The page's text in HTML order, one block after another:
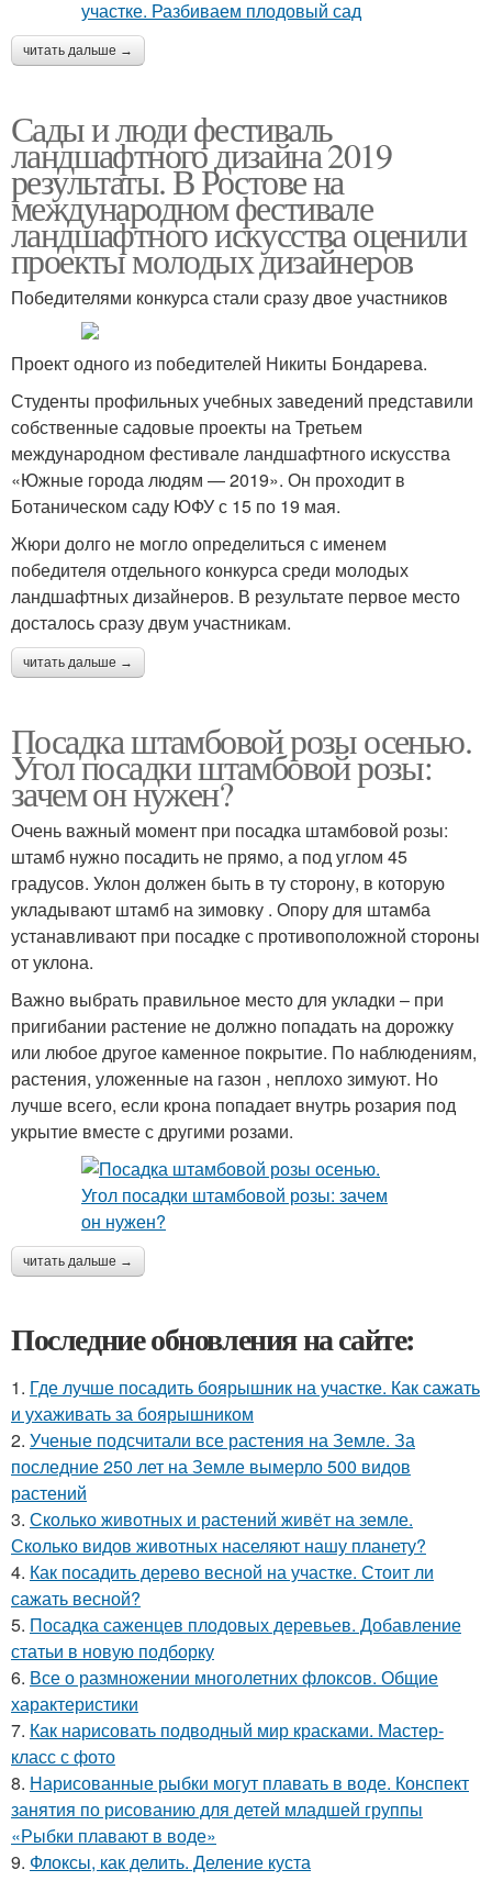
читать дальше →
Сады и люди фестиваль
ландшафтного дизайна 2019
результаты. В Ростове на
международном фестивале
ландшафтного искусства оценили
проекты молодых дизайнеров
Победителями конкурса стали сразу двое участников
Проект одного из победителей Никиты Бондарева.
Студенты профильных учебных заведений представили
собственные садовые проекты на Третьем
международном фестивале ландшафтного искусства
«Южные города людям — 2019». Он проходит в
Ботаническом саду ЮФУ с 15 по 19 мая.
Жюри долго не могло определиться с именем
победителя отдельного конкурса среди молодых
ландшафтных дизайнеров. В результате первое место
досталось сразу двум участникам.
читать дальше →
Посадка штамбовой розы осенью.
Угол посадки штамбовой розы:
зачем он нужен?
Очень важный момент при посадка штамбовой розы:
штамб нужно посадить не прямо, а под углом 45
градусов. Уклон должен быть в ту сторону, в которую
укладывают штамб на зимовку . Опору для штамба
устанавливают при посадке с противоположной стороны
от уклона.
Важно выбрать правильное место для укладки – при
пригибании растение не должно попадать на дорожку
или любое другое каменное покрытие. По наблюдениям,
растения, уложенные на газон , неплохо зимуют. Но
лучше всего, если крона попадает внутрь розария под
укрытие вместе с другими розами.
читать дальше →
Последние обновления на сайте:
1. Где лучше посадить боярышник на участке. Как сажать
и ухаживать за боярышником
2. Ученые подсчитали все растения на Земле. За
последние 250 лет на Земле вымерло 500 видов
растений
3. Сколько животных и растений живёт на земле.
Сколько видов животных населяют нашу планету?
4. Как посадить дерево весной на участке. Стоит ли
сажать весной?
5. Посадка саженцев плодовых деревьев. Добавление
статьи в новую подборку
6. Все о размножении многолетних флоксов. Общие
характеристики
7. Как нарисовать подводный мир красками. Мастер-
класс с фото
8. Нарисованные рыбки могут плавать в воде. Конспект
занятия по рисованию для детей младшей группы
«Рыбки плавают в воде»
9. Флоксы, как делить. Деление куста